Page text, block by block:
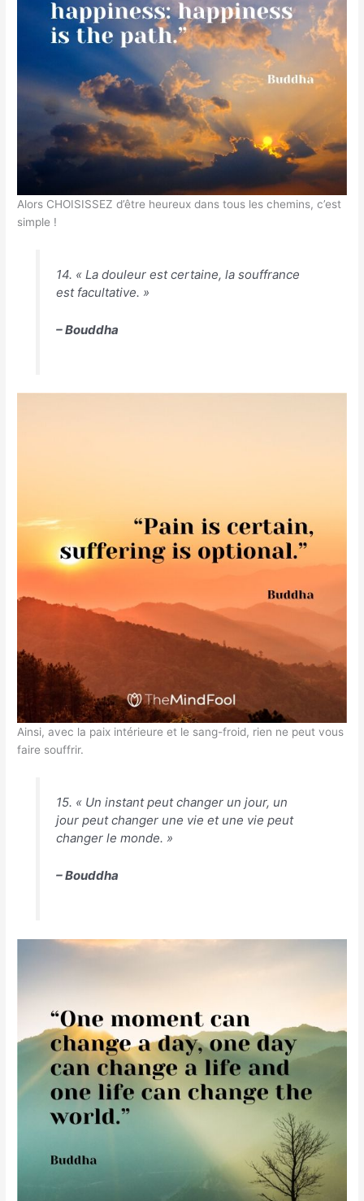
Alors CHOISISSEZ d’être heureux dans tous les chemins, c’est
simple !
14. « La douleur est certaine, la souffrance
est facultative. »
– Bouddha
Ainsi, avec la paix intérieure et le sang-froid, rien ne peut vous
faire souffrir.
15. « Un instant peut changer un jour, un
jour peut changer une vie et une vie peut
changer le monde. »
– Bouddha